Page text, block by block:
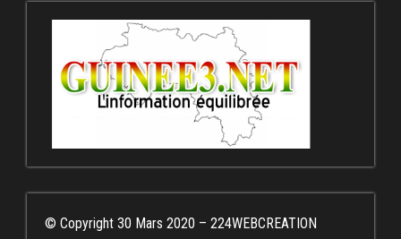
© Copyright 30 Mars 2020 – 224WEBCREATION